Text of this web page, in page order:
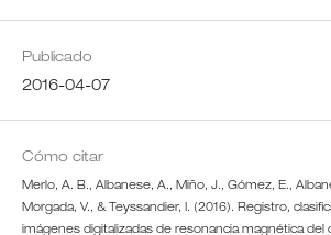
Publicado
2016-04-07
Cómo citar
Merlo, A. B., Albanese, A., Miño, J., Gómez, E.,
Morgada, V., & Teyssandier, I. (2016). Registro,
imágenes digitalizadas de resonancia magnética del